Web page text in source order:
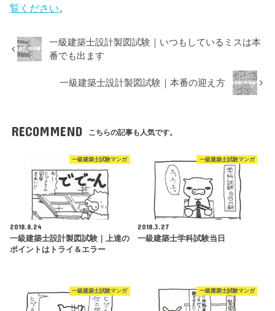
覧ください。
一級建築士設計製図試験｜いつもしているミスは本
番でも出ます
一級建築士設計製図試験｜本番の迎え方
RECOMMEND こちらの記事も人気です。
一級建築士試験マンガ
2018.8.24
一級建築士設計製図試験｜上達の
ポイントはトライ＆エラー
一級建築士試験マンガ
2018.3.27
一級建築士学科試験当日
一級建築士試験マンガ 一級建築士試験マンガ